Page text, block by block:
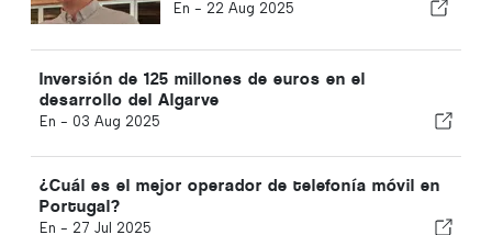
Algarve
En - 22 Aug 2025
Inversión de 125 millones de euros en el
desarrollo del Algarve
En - 03 Aug 2025
¿Cuál es el mejor operador de telefonía móvil en
Portugal?
En - 27 Jul 2025